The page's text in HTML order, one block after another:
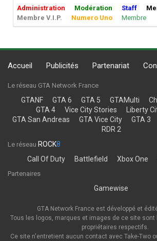
Administration Modération Staff
Membre V.I.P.
Numero Uno Membre
Accueil Publicités Partenariat
Le réseau GTA Network France
GTANF GTA 6 GTA 5 GTAMulti
GTA 4
Vice City Stories
Liberty
GTA San Andreas
GTA Vice City GTA 3
RDR 2
Le réseau ROCK8
Call Of Duty
Battlefield Xbox One
Partenaires
Gamewise
GTA Network France est développé et
Tous les logos, marques et images de ce site sont
propriétaires respectifs.
Ce site n'entretient aucun contact avec Take-Two